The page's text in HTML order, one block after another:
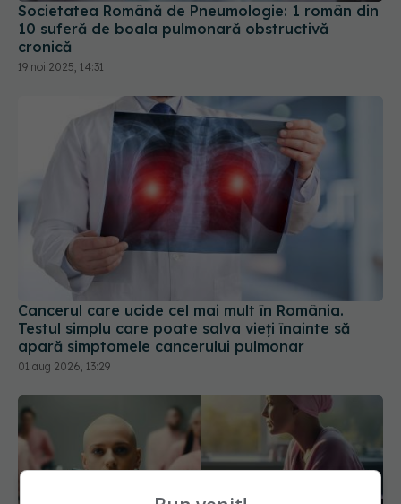
Societatea Română de Pneumologie: 1 român din
10 suferă de boala pulmonară obstructivă
cronică
19 noi 2025, 14:31
Cancerul care ucide cel mai mult în România.
Testul simplu care poate salva vieți înainte să
apară simptomele cancerului pulmonar
01 aug 2026, 13:29